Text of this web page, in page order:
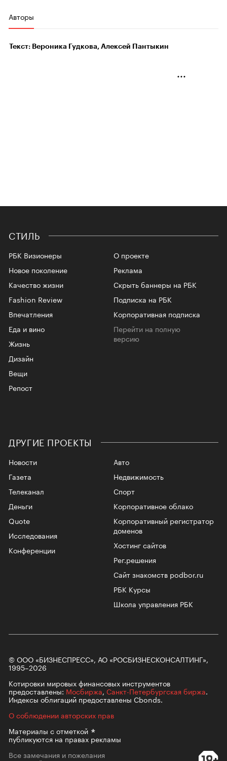
Авторы
Текст: Вероника Гудкова, Алексей Пантыкин
СТИЛЬ
РБК Визионеры
Новое поколение
Качество жизни
Fashion Review
Впечатления
Еда и вино
Жизнь
Дизайн
Вещи
Репост
О проекте
Реклама
Скрыть баннеры на РБК
Подписка на РБК
Корпоративная подписка
Перейти на полную
версию
ДРУГИЕ ПРОЕКТЫ
Новости
Газета
Телеканал
Авто
Недвижимость
Спорт
Корпоративное облако
Корпоративный регистратор
доменов
Хостинг сайтов
Рег.решения
Сайт знакомств podbor.ru
РБК Курсы
Школа управления РБК
Деньги
Quote
Исследования
Конференции
© ООО «БИЗНЕСПРЕСС», АО «РОСБИЗНЕСКОНСАЛТИНГ»,
1995–2026
Котировки мировых финансовых инструментов
предоставлены: Мосбиржа, Санкт-Петербургская биржа.
Индексы облигаций предоставлены Cbonds.
О соблюдении авторских прав
Материалы сотметкой
публикуются на правах рекламы
Все замечания и пожелания